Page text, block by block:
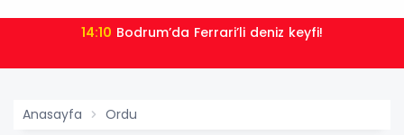
14:10 Bodrum’da Ferrari’li deniz keyfi!
Anasayfa Ordu